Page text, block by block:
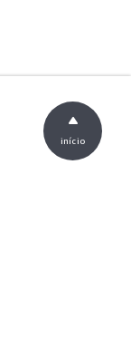
início